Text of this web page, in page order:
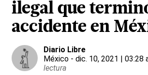
ilegal que
accidente en
Diario Libre
México - dic. 10, 2021 | 03:28
lectura